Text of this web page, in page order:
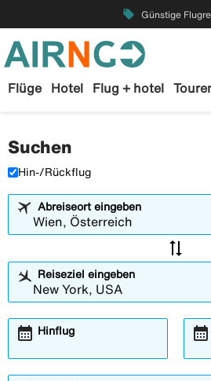
local_offer Günstige
Flüge Hotel Flug + hotel
Suchen
Hin-/Rückflug
Abreiseort eingeben
sync_alt
Reiseziel eingeben
Hinflug
Öffnet
calendar_month calendar_month